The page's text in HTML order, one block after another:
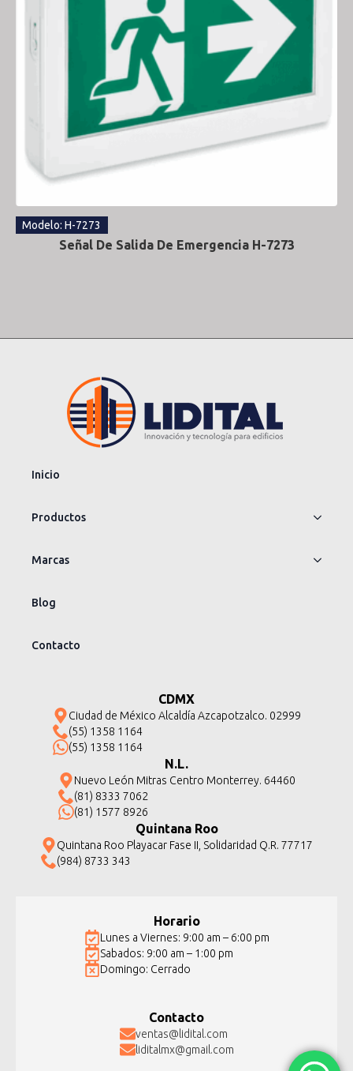
Modelo: H-7273
Señal De Salida De Emergencia H-7273
Inicio
Productos
Marcas
Blog
Contacto
CDMX
Ciudad de México Alcaldía Azcapotzalco. 02999
(55) 1358 1164
(55) 1358 1164
N.L.
Nuevo León Mitras Centro Monterrey. 64460
(81) 8333 7062
(81) 1577 8926
Quintana Roo
Quintana Roo Playacar Fase II, Solidaridad Q.R. 77717
(984) 8733 343
Horario
Lunes a Viernes: 9:00 am – 6:00 pm
Sabados: 9:00 am – 1:00 pm
Domingo: Cerrado
Contacto
ventas@lidital.com
liditalmx@gmail.com